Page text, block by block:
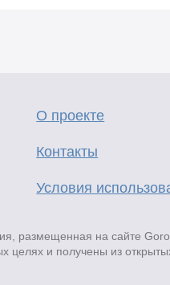
О проекте
Контакты
Условия
размещенная на сайте
целях и получены из